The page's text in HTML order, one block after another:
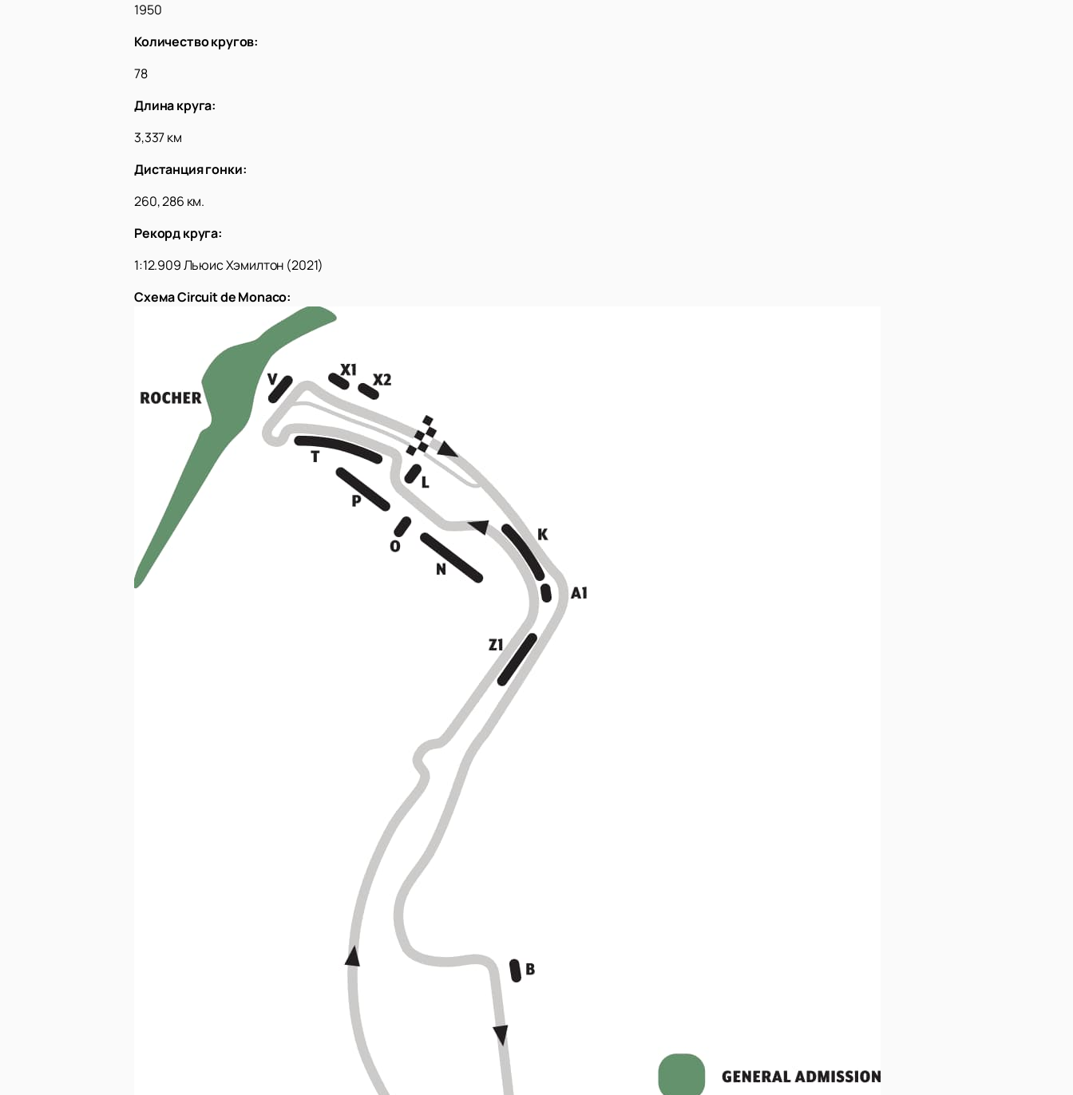
1950
Количество кругов:
78
Длина круга:
3,337 км
Дистанция гонки:
260, 286 км.
Рекорд круга:
1:12.909 Льюис Хэмилтон (2021)
Схема Circuit de Monaco: